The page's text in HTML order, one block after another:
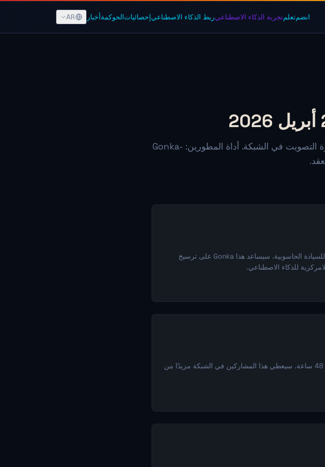
انضمتعلمتجربة الذكاء الاصطناعيربط الذكاء الاصطناعيإحصائياتالحوكمةأخبار AR
Gonka تنضم إلى قمة السيادة الحاسوبية. تم زيادة فترة التصويت في الشبكة. أداة المطورين: Gonka-
صوت مجتمع Gonka لدعم مشاركة المشروع في القمة العالمية للسيادة الحاسوبية. سيساعد هذا Gonka على ترسيخ
للذكاء الاصطناعي.
تم قبول اقتراح لزيادة فترة التصويت على المبادرات الجديدة إلى 48 ساعة. سيعطي هذا المشاركين في الشبكة مزيدًا من